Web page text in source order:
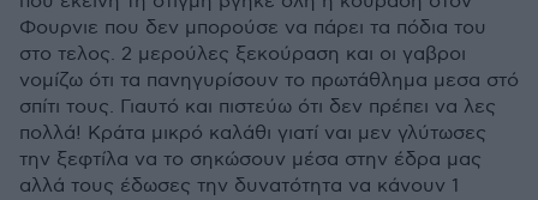
Φουρνιε που δεν μπορούσε να πάρει τα πόδια του
στο τελος. 2 μερούλες ξεκούραση και οι γαβροι
νομίζω ότι τα πανηγυρίσουν το πρωτάθλημα μεσα στό
σπίτι τους. Γιαυτό και πιστεύω ότι δεν πρέπει να λες
πολλά! Κράτα μικρό καλάθι γιατί ναι μεν γλύτωσες
την ξεφτίλα να το σηκώσουν μέσα στην έδρα μας
αλλά τους έδωσες την δυνατότητα να κάνουν 1